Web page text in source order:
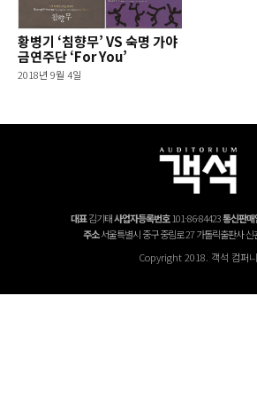
황병기 ‘침향무’ VS 숙명 가야
금연주단 ‘For You’
2018년 9월 4일
대표김기태사업자등록번호101-86-84423통신판매
주소서울특별시 중구 중림로 27 가톨릭출판사 신
Copyright 2018. 객석 컴퍼니